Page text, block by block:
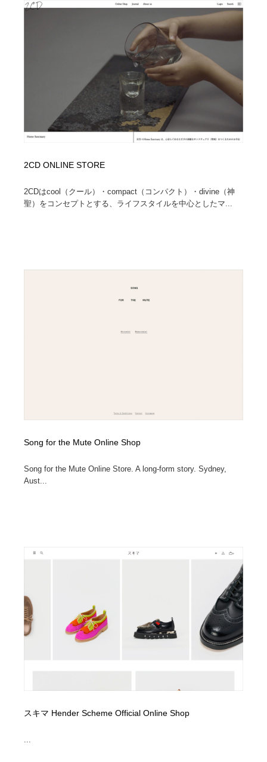
2CD ONLINE STORE
2CDはcool（クール）・compact（コンパクト）・divine（神
聖）をコンセプトとする、ライフスタイルを中心としたマ...
Song for the Mute Online Shop
Song for the Mute Online Store. A long-form story. Sydney,
Aust...
スキマ Hender Scheme Official Online Shop
...